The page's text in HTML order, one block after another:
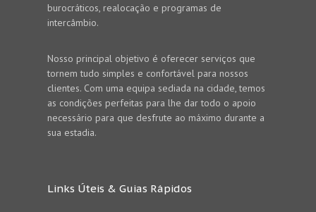
burocráticos, realocação e programas de
intercâmbio.
Nosso principal objetivo é oferecer serviços que
tornem tudo simples e confortável para nossos
clientes. Com uma equipa sediada na cidade, temos
as condições perfeitas para lhe dar todo o apoio
necessário para que desfrute ao máximo durante a
sua estadia.
Links Úteis & Guias Rápidos